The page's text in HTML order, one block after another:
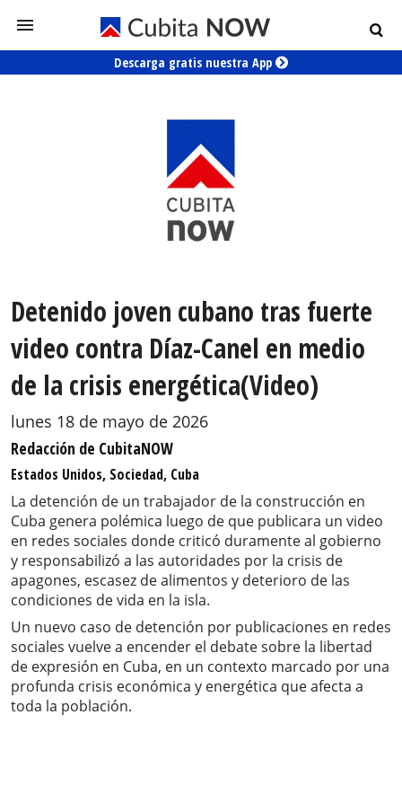
Descarga gratis nuestra App
Detenido joven cubano tras fuerte
video contra Díaz-Canel en medio
de la crisis energética(Video)
lunes 18 de mayo de 2026
Redacción de CubitaNOW
Estados Unidos, Sociedad, Cuba
La detención de un trabajador de la construcción en
Cuba genera polémica luego de que publicara un video
en redes sociales donde criticó duramente al gobierno
y responsabilizó a las autoridades por la crisis de
apagones, escasez de alimentos y deterioro de las
condiciones de vida en la isla.
Un nuevo caso de detención por publicaciones en redes
sociales vuelve a encender el debate sobre la libertad
de expresión en Cuba, en un contexto marcado por una
profunda crisis económica y energética que afecta a
toda la población.